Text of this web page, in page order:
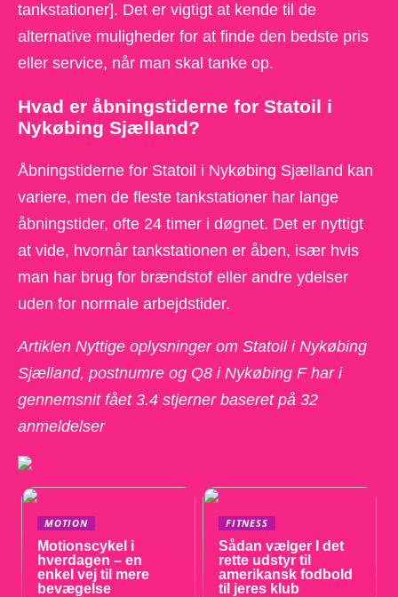
tankstationer]. Det er vigtigt at kende til de
alternative muligheder for at finde den bedste pris
eller service, når man skal tanke op.
Hvad er åbningstiderne for Statoil i
Nykøbing Sjælland?
Åbningstiderne for Statoil i Nykøbing Sjælland kan
variere, men de fleste tankstationer har lange
åbningstider, ofte 24 timer i døgnet. Det er nyttigt
at vide, hvornår tankstationen er åben, især hvis
man har brug for brændstof eller andre ydelser
uden for normale arbejdstider.
Artiklen Nyttige oplysninger om Statoil i Nykøbing
Sjælland, postnumre og Q8 i Nykøbing F har i
gennemsnit fået 3.4 stjerner baseret på 32
anmeldelser
MOTION
Motionscykel i
hverdagen – en
enkel vej til mere
bevægelse
FITNESS
Sådan vælger I det
rette udstyr til
amerikansk fodbold
til jeres klub